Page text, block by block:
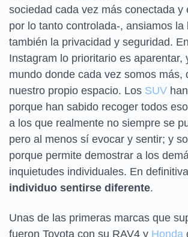
sociedad cada vez más conectada y
por lo tanto controlada-, ansiamos la
también la privacidad y seguridad.
Instagram lo prioritario es aparentar,
mundo donde cada vez somos más,
nuestro propio espacio. Los SUV
porque han sabido recoger todos
a los que realmente no siempre se
pero al menos sí evocar y sentir; y
porque permite demostrar a los
inquietudes individuales. En
individuo sentirse diferente.
Unas de las primeras marcas que
fueron Toyota con su RAV4 y Honda